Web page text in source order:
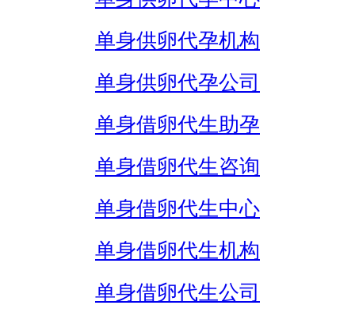
单身供卵代孕机构
单身供卵代孕公司
单身借卵代生助孕
单身借卵代生咨询
单身借卵代生中心
单身借卵代生机构
单身借卵代生公司